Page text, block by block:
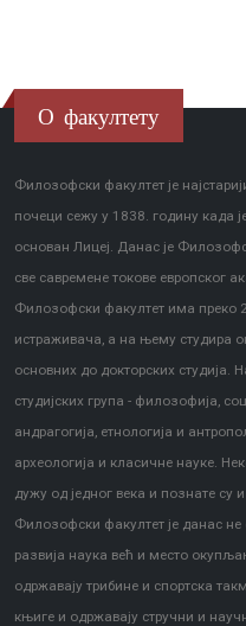
О факултету
Филозофски факултет је
почеци сежу у 1838. годину када
основан Лицеј. Данас је
све савремене токове европског
Филозофски факултет има преко
истраживача, а на њему студира
основних до докторских студија.
студијских група - филозофија,
андрагогија, етнологија и
археологија и класичне науке.
дужу од једног века и познате су
Филозофски факултет је данас
развија наука већ и место
одржавају трибине и спортска
књиге и одржавају стручни и